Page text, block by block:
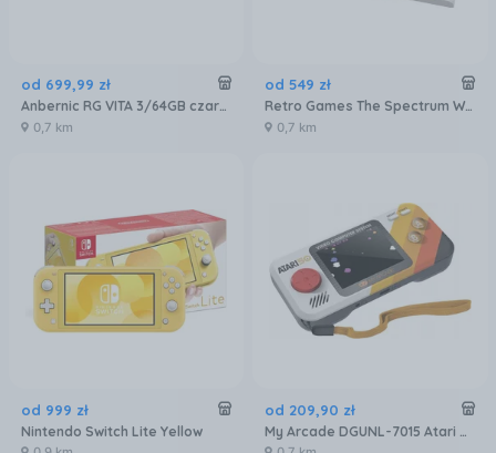
od 699,99 zł
Anbernic RG VITA 3/64GB czarna
0,7 km
od 549 zł
Retro Games The Spectrum White Edition
0,7 km
od 999 zł
Nintendo Switch Lite Yellow
od 209,90 zł
My Arcade DGUNL-7015 Atari Pocket Player Pro Handheld Portable Gaming System 100 Games